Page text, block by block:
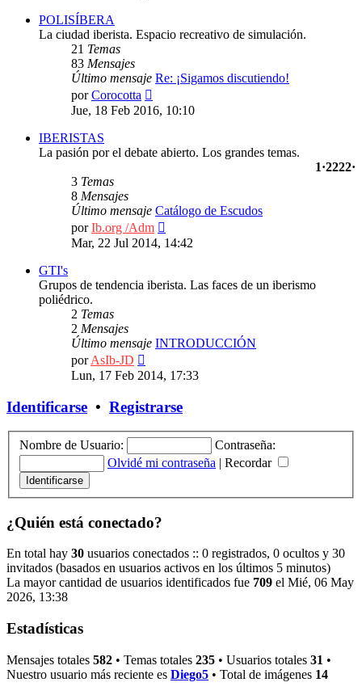
POLISÍBERA
La ciudad iberista. Espacio recreativo de simulación.
21 Temas
83 Mensajes
Último mensaje Re: ¡Sigamos discutiendo!
porCorocotta
último
mensaje
Jue, 18 Feb 2016, 10:10
IBERISTAS
La pasión por el debate abierto. Los grandes temas.
1·2222·
3 Temas
8 Mensajes
Último mensaje Catálogo de Escudos
porIb.org /Adm
último
Mar, 22 Jul 2014, 14:42
GTI's
Grupos de tendencia iberista. Las faces de un iberismo
poliédrico.
2 Temas
2 Mensajes
Último mensaje INTRODUCCIÓN
porAsIb-JD
último
mensaje
Lun, 17 Feb 2014, 17:33
Identificarse • Registrarse
Nombre de Usuario:
Contraseña:
Olvidé mi contraseña | Recordar
¿Quién está conectado?
En total hay 30 usuarios conectados :: 0 registrados, 0 ocultos y 30
invitados (basados en usuarios activos en los últimos 5 minutos)
La mayor cantidad de usuarios identificados fue 709 el Mié, 06 May
2026, 13:38
Estadísticas
Mensajes totales 582 • Temas totales 235 • Usuarios totales 31 •
Nuestro usuario más reciente es Diego5 • Total de imágenes 14